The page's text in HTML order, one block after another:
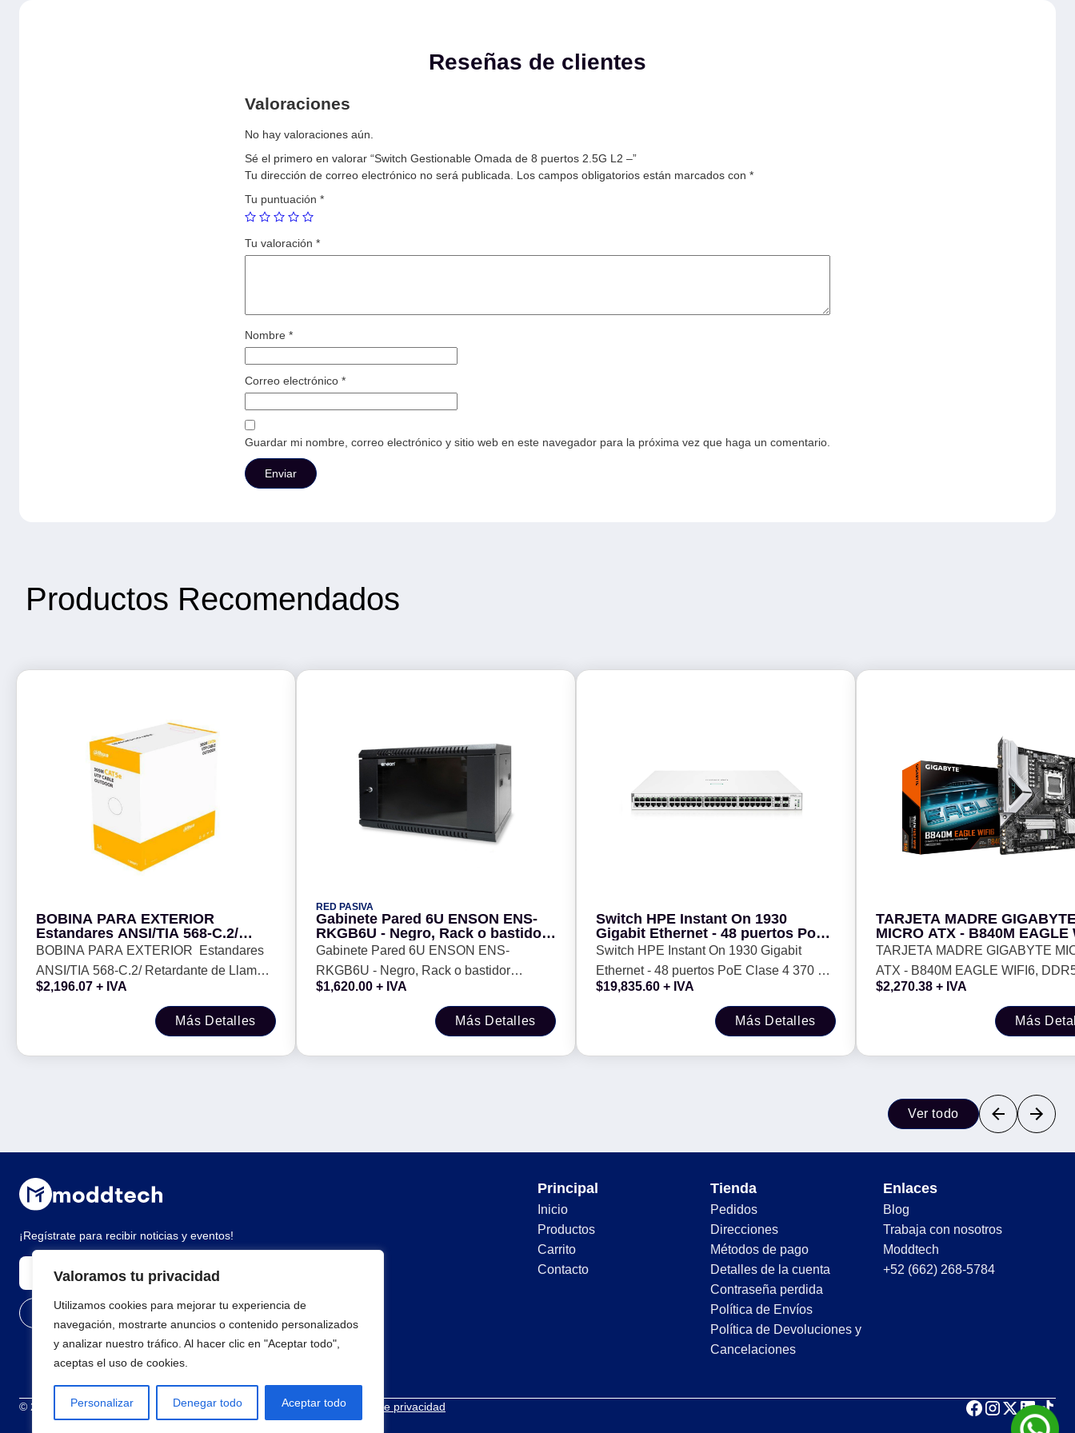
Valoramos tu privacidad
Utilizamos cookies para mejorar tu experiencia de
navegación, mostrarte anuncios o contenido personalizados
y analizar nuestro tráfico. Al hacer clic en "Aceptar todo",
aceptas el uso de cookies.
Personalizar Denegar todo Aceptar todo
Reseñas de clientes
Valoraciones
No hay valoraciones aún.
Sé el primero en valorar “Switch Gestionable Omada de 8 puertos 2.5G L2 –”
Tu dirección de correo electrónico no será publicada.
Los campos obligatorios están marcados con *
Tu puntuación *
Tu valoración *
Nombre *
Correo electrónico *
Guardar mi nombre, correo electrónico y sitio web en este navegador para la próxima vez que haga un comentario.
Productos Recomendados
BOBINA PARA EXTERIOR
Estandares ANSI/TIA 568-C.2/
Retardante de Llama/ RoHS/ -
BOBINA PARA EXTERIOR Estandares
ANSI/TIA 568-C.2/ Retardante de Llama/
RoHS/ -
$2,196.07 + IVA
Más Detalles
RED PASIVA
Gabinete Pared 6U ENSON ENS-
RKGB6U - Negro, Rack o bastidor
independiente, 60 kg, 6U
Gabinete Pared 6U ENSON ENS-
RKGB6U - Negro, Rack o bastidor
independiente, 60 kg, 6U
$1,620.00 + IVA
Más Detalles
Switch HPE Instant On 1930
Gigabit Ethernet - 48 puertos PoE
Clase 4 370 W, 4SFP+ 10GbE
(JL686B)
Switch HPE Instant On 1930 Gigabit
Ethernet - 48 puertos PoE Clase 4 370 W,
4SFP+ 10GbE (JL686B)
$19,835.60 + IVA
Más Detalles
TARJETA MADRE
MICRO ATX - B840M EAGLE
DDR5, AM5, 128 GB, PARA
TARJETA MADRE GIGABYTE
ATX - B840M EAGLE WIFI6,
128 GB, PARA AMD
$2,270.38 + IVA
Más
Ver todo
¡Regístrate para recibir noticias y eventos!
Principal
Inicio
Productos
Carrito
Contacto
Tienda
Pedidos
Direcciones
Métodos de pago
Detalles de la cuenta
Contraseña perdida
Política de Envíos
Política de Devoluciones y
Cancelaciones
Enlaces
Blog
Trabaja con nosotros
Moddtech
+52 (662) 268-5784
© 2026 Todos los derechos reservados Términos y condicionesPolítica de privacidad